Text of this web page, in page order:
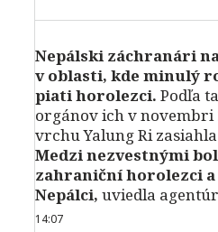
Nepálski záchranári
v oblasti, kde minulý
piati horolezci. Podľa
orgánov ich v novembri
vrchu Yalung Ri
Medzi nezvestnými
zahraniční horolezci a
Nepálci, uviedla
14:07